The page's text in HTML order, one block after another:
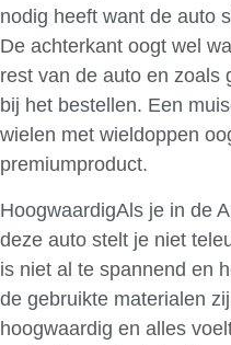
nodig heeft want de auto
De achterkant oogt wel
rest van de auto en zoals
bij het bestellen. Een
wielen met wieldoppen
premiumproduct.
HoogwaardigAls je in de
deze auto stelt je niet
is niet al te spannend en
de gebruikte materialen
hoogwaardig en alles